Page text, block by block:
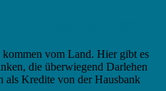
kommen vom Land. Hier gibt es
die überwiegend Darlehen
als Kredite von der Hausbank